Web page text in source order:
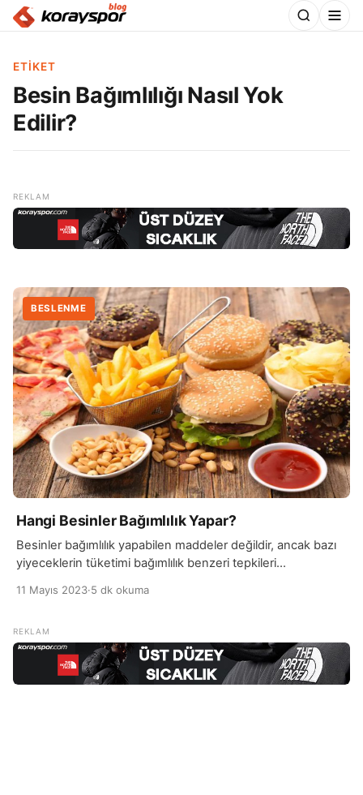
ETIKET
Besin Bağımlılığı Nasıl Yok
Edilir?
BESLENME
Hangi Besinler Bağımlılık Yapar?
Besinler bağımlılık yapabilen maddeler değildir, ancak bazı
yiyeceklerin tüketimi bağımlılık benzeri tepkileri
ödül merkezini harekete geçirmesidir. Örneğin, şeker ve
salgılanmasını tetikleyebilir. Bu da keyif hissi oluşturarak
yiyecekleri tekrar tüketme isteğini artırabilir. Bununla
birlikte, besinlerin bağımlılık yapıcı etkileri, ilaç veya alkol
bağımlılığı kadar […]
11 Mayıs 2023·5 dk okuma